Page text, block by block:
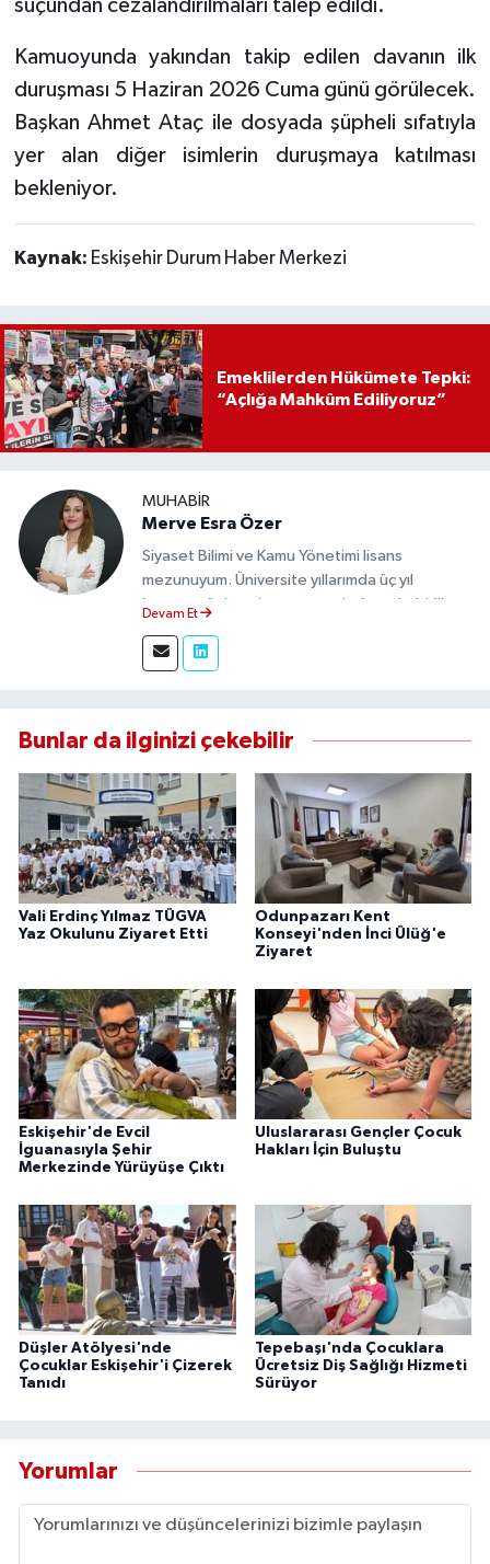
suçundan cezalandırılmaları talep edildi.
Kamuoyunda yakından takip edilen davanın ilk
duruşması 5 Haziran 2026 Cuma günü görülecek.
Başkan Ahmet Ataç ile dosyada şüpheli sıfatıyla
yer alan diğer isimlerin duruşmaya katılması
bekleniyor.
Kaynak: Eskişehir Durum Haber Merkezi
Emeklilerden Hükümete Tepki:
“Açlığa Mahkûm Ediliyoruz”
MUHABIR
Merve Esra Özer
Siyaset Bilimi ve Kamu Yönetimi lisans
mezunuyum. Üniversite yıllarımda üç yıl
boyunca üniversite gazetesinde muhabirlik
Haber'de sahadan doğru ve tarafsız bilgi
aktarımı sağlamaktayım.
Devam Et
Bunlar da ilginizi çekebilir
Vali Erdinç Yılmaz TÜGVA
Yaz Okulunu Ziyaret Etti
Odunpazarı Kent
Konseyi'nden İnci Ülüğ'e
Ziyaret
Eskişehir'de Evcil
İguanasıyla Şehir
Merkezinde Yürüyüşe Çıktı
Uluslararası Gençler Çocuk
Hakları İçin Buluştu
Düşler Atölyesi'nde
Çocuklar Eskişehir'i Çizerek
Tanıdı
Tepebaşı'nda Çocuklara
Ücretsiz Diş Sağlığı Hizmeti
Sürüyor
Yorumlar